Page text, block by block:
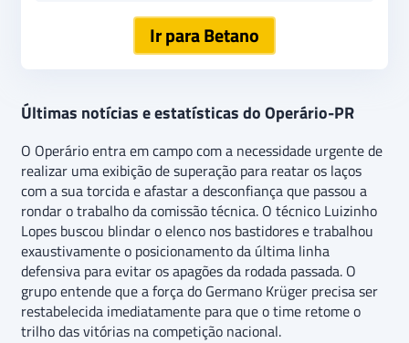
Ir para Betano
Últimas notícias e estatísticas do Operário-PR
O Operário entra em campo com a necessidade urgente de
realizar uma exibição de superação para reatar os laços
com a sua torcida e afastar a desconfiança que passou a
rondar o trabalho da comissão técnica. O técnico Luizinho
Lopes buscou blindar o elenco nos bastidores e trabalhou
exaustivamente o posicionamento da última linha
defensiva para evitar os apagões da rodada passada. O
grupo entende que a força do Germano Krüger precisa ser
restabelecida imediatamente para que o time retome o
trilho das vitórias na competição nacional.